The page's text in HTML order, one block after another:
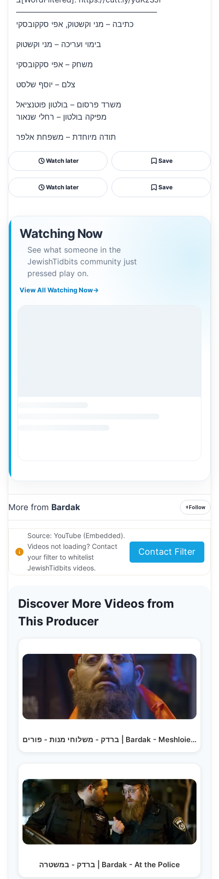
——————————————————
כתיבה – מני וקשטוק, אפי סקקובסקי
בימוי ועריכה – מני וקשטוק
משחק – אפי סקקובסקי
צלם – יוסף שלסט
משרד פרסום – בולטון פוטנציאל
מפיקה בולטון – רחלי שנאור
תודה מיוחדת – משפחת אלפר
Watch later Save
Watch later Save
Watching Now
See what someone in the
JewishTidbits community just
pressed play on.
View All Watching Now→
More from Bardak +Follow
Source: YouTube (Embedded).
Videos not loading? Contact
your filter to whitelist
JewishTidbits videos.
Contact Filter
Discover More Videos from
This Producer
ברדק - משלוחי מנות - פורים | Bardak - Meshloiech Monas Purim
ברדק - במשטרה | Bardak - At the Police